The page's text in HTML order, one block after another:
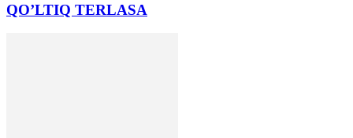
QO’LTIQ TERLАSА